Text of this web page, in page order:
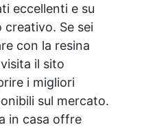
eccellenti e su
Se sei
con la resina
il sito
i migliori
sul mercato.
in casa offre